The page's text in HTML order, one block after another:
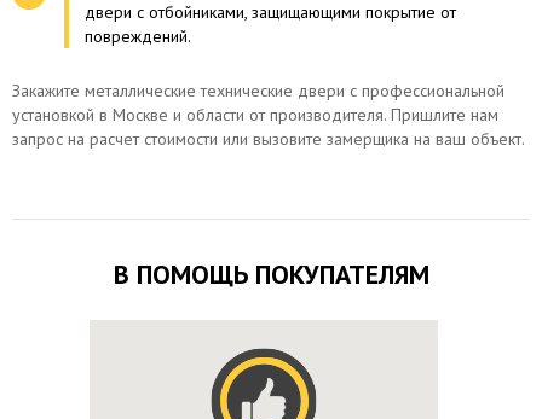
двери с отбойниками, защищающими покрытие от
повреждений.
Закажите металлические технические двери с профессиональной
установкой в Москве и области от производителя. Пришлите нам
запрос на расчет стоимости или вызовите замерщика на ваш объект.
В ПОМОЩЬ ПОКУПАТЕЛЯМ